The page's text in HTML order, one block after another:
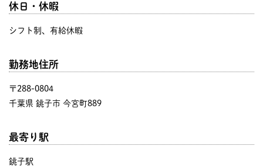
休日・休暇
シフト制、有給休暇
勤務地住所
〒288-0804
千葉県 銚子市 今宮町889
最寄り駅
銚子駅